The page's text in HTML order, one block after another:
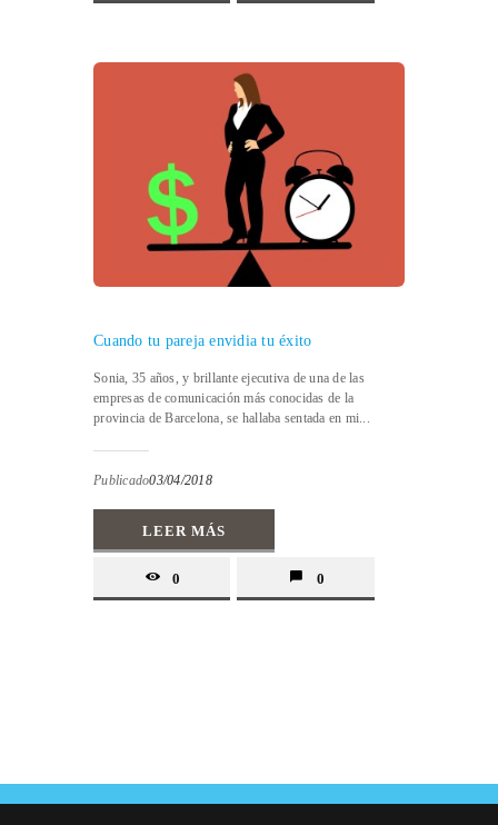
Cuando tu pareja envidia tu éxito
Sonia, 35 años, y brillante ejecutiva de una de las
empresas de comunicación más conocidas de la
provincia de Barcelona, se hallaba sentada en mi...
Publicado03/04/2018
LEER MÁS
0 0